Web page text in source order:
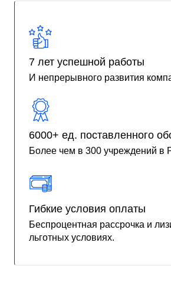
7 лет успешной работы
И непрерывного развития
6000+ ед. поставленного
Более чем в 300 учреждений в
Гибкие условия оплаты
Беспроцентная рассрочка и
льготных условиях.